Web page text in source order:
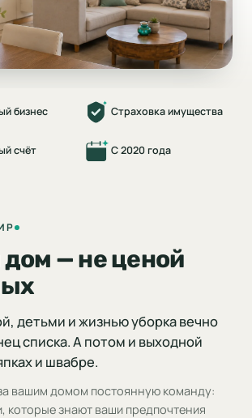
бизнес Страховка имущества
счёт С 2020 года
— не ценой
детьми и жизнью уборка вечно
списка. А потом и выходной
и швабре.
вашим домом постоянную команду:
которые знают ваши предпочтения